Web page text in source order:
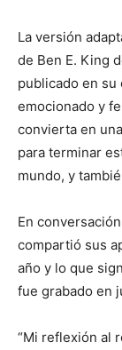
La versión
de Ben E. King
publicado en
emocionado y
convierta en
para terminar
mundo, y
En
compartió sus
año y lo que
fue grabado en
“Mi reflexión al